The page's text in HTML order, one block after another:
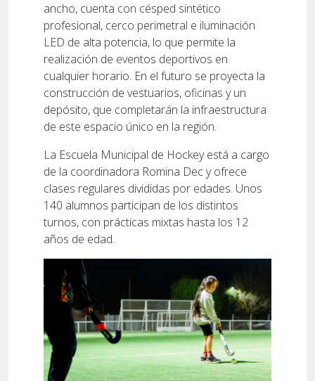
ancho, cuenta con césped sintético
profesional, cerco perimetral e iluminación
LED de alta potencia, lo que permite la
realización de eventos deportivos en
cualquier horario. En el futuro se proyecta la
construcción de vestuarios, oficinas y un
depósito, que completarán la infraestructura
de este espacio único en la región.
La Escuela Municipal de Hockey está a cargo
de la coordinadora Romina Dec y ofrece
clases regulares divididas por edades. Unos
140 alumnos participan de los distintos
turnos, con prácticas mixtas hasta los 12
años de edad.